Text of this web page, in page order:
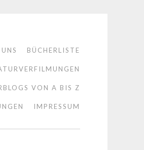
BÜCHERLISTE
VON A BIS Z
IMPRESSUM